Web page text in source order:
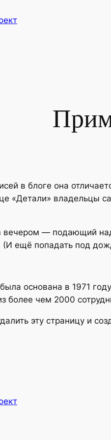
в блоге она
«Детали» владельцы
вечером — подающий
(И ещё попадать под
основана в 1971
более чем 2000
эту страницу и